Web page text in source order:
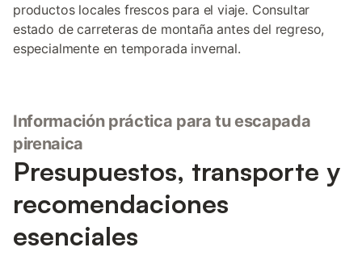
productos locales frescos para el viaje. Consultar
estado de carreteras de montaña antes del regreso,
especialmente en temporada invernal.
Información práctica para tu escapada
pirenaica
Presupuestos, transporte y
recomendaciones
esenciales